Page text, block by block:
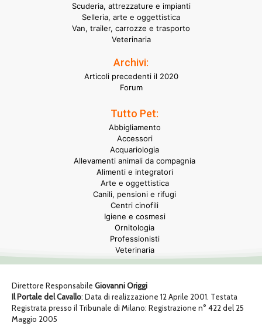
Scuderia, attrezzature e impianti
Selleria, arte e oggettistica
Van, trailer, carrozze e trasporto
Veterinaria
Archivi:
Articoli precedenti il 2020
Forum
Tutto Pet:
Abbigliamento
Accessori
Acquariologia
Allevamenti animali da compagnia
Alimenti e integratori
Arte e oggettistica
Canili, pensioni e rifugi
Centri cinofili
Igiene e cosmesi
Ornitologia
Professionisti
Veterinaria
Direttore Responsabile Giovanni Origgi
Il Portale del Cavallo: Data di realizzazione 12 Aprile 2001. Testata
Registrata presso il Tribunale di Milano: Registrazione n° 422 del 25
Maggio 2005